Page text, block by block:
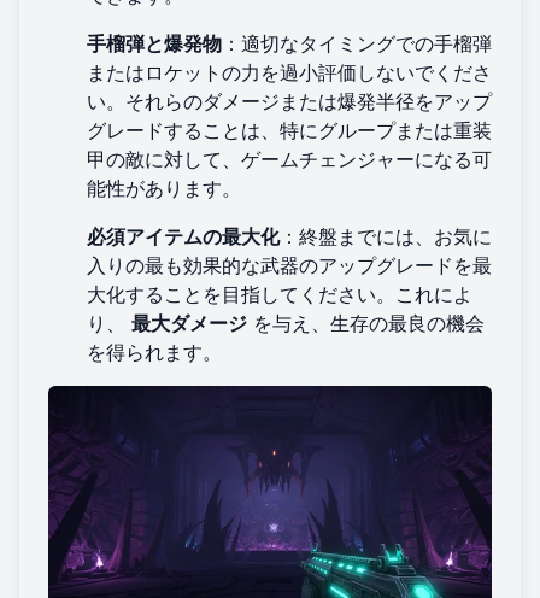
手榴弾と爆発物 ：適切なタイミングでの手榴弾
またはロケットの力を過小評価しないでくださ
い。それらのダメージまたは爆発半径をアップ
グレードすることは、特にグループまたは重装
甲の敵に対して、ゲームチェンジャーになる可
能性があります。
必須アイテムの最大化：終盤までには、お気に
入りの最も効果的な武器のアップグレードを最
大化することを目指してください。これによ
り、 最大ダメージ を与え、生存の最良の機会
を得られます。